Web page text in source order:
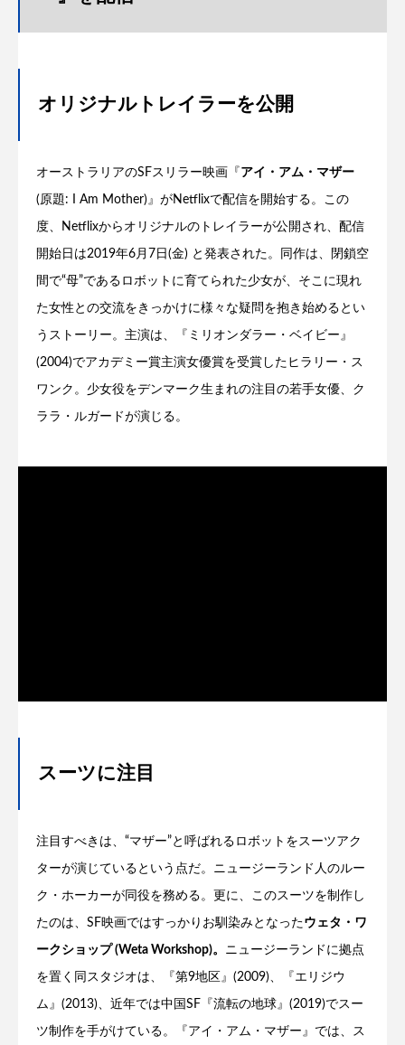
オリジナルトレイラーを公開
オーストラリアのSFスリラー映画『 アイ・アム・マザー
(原題: I Am Mother)』がNetflixで配信を開始する。この
度、Netflixからオリジナルのトレイラーが公開され、配信
開始日は2019年6月7日(金) と発表された。同作は、閉鎖空
間で“母”であるロボットに育てられた少女が、そこに現れ
た女性との交流をきっかけに様々な疑問を抱き始めるとい
うストーリー。主演は、『ミリオンダラー・ベイビー』
(2004)でアカデミー賞主演女優賞を受賞したヒラリー・ス
ワンク。少女役をデンマーク生まれの注目の若手女優、ク
ララ・ルガードが演じる。
スーツに注目
注目すべきは、“マザー”と呼ばれるロボットをスーツアク
ターが演じているという点だ。ニュージーランド人のルー
ク・ホーカーが同役を務める。更に、このスーツを制作し
たのは、SF映画ではすっかりお馴染みとなったウェタ・ワ
ークショップ (Weta Workshop)。 ニュージーランドに拠点
を置く同スタジオは、『第9地区』(2009)、『エリジウ
ム』(2013)、近年では中国SF『流転の地球』(2019)でスー
ツ制作を手がけている。『アイ・アム・マザー』では、ス